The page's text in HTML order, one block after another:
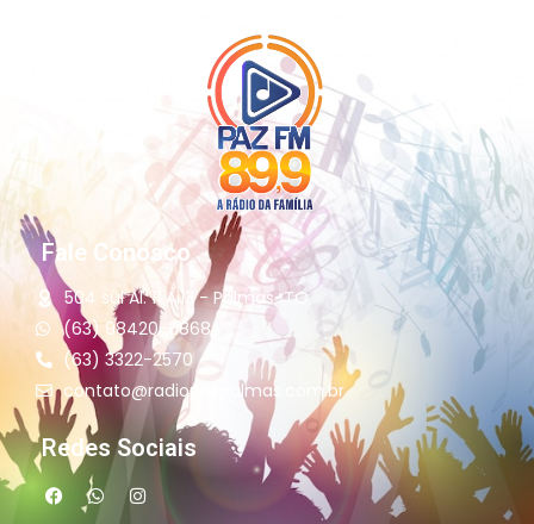
Fale Conosco
504 sul Al. 11 Ai13 - Palmas-TO
(63) 98420-6868
(63) 3322-2570
contato@radiopazpalmas.com.br
Redes Sociais